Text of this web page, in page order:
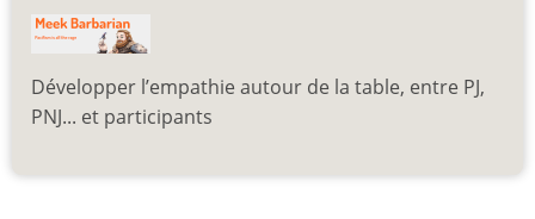
Développer l’empathie autour de la table, entre PJ,
PNJ... et participants